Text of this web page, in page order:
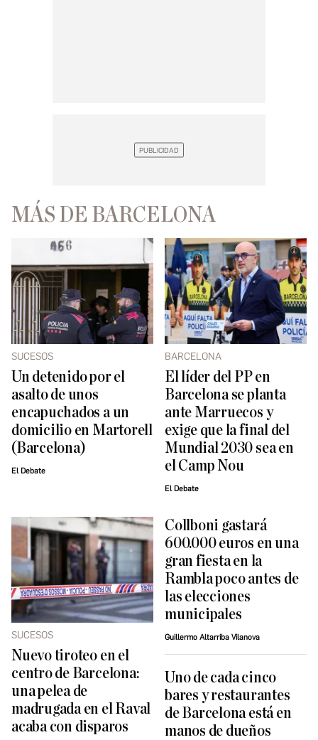
MÁS DE BARCELONA
SUCESOS
Un detenido por el
asalto de unos
encapuchados a un
domicilio en Martorell
(Barcelona)
El Debate
BARCELONA
El líder del PP en
Barcelona se planta
ante Marruecos y
exige que la final del
Mundial 2030 sea en
el Camp Nou
El Debate
SUCESOS
Nuevo tiroteo en el
centro de Barcelona:
una pelea de
madrugada en el Raval
acaba con disparos
Collboni gastará
600.000 euros en una
gran fiesta en la
Rambla poco antes de
las elecciones
municipales
Guillermo Altarriba Vilanova
Uno de cada cinco
bares y restaurantes
de Barcelona está en
manos de dueños